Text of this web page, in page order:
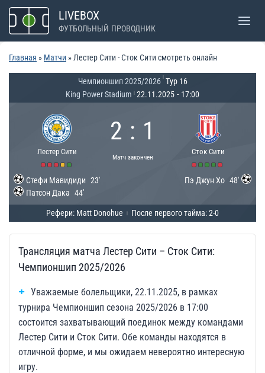
Перейти
содержимому
LIVEBOX
ФУТБОЛЬНЫЙ ПРОВОДНИК
Главная » Матчи » Лестер Сити - Сток Сити смотреть онлайн
Чемпионшип 2025/2026 Тур 16
King Power Stadium 22.11.2025 - 17:00
Лестер Сити
2 : 1
Матч закончен
Сток Сити
Стефи Мавидиди 23'
Патсон Дака 44'
Пэ Джун Хо 48'
Рефери: Matt Donohue После первого тайма: 2-0
Трансляция матча Лестер Сити – Сток Сити:
Чемпионшип 2025/2026
Уважаемые болельщики, 22.11.2025, в рамках
турнира Чемпионшип сезона 2025/2026 в 17:00
состоится захватывающий поединок между командами
Лестер Сити и Сток Сити. Обе команды находятся в
отличной форме, и мы ожидаем невероятно интересную
игру.